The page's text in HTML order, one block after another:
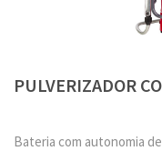
PULVERIZADOR
Bateria com autonomia